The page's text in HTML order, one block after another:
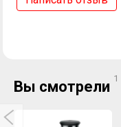
Вы смотрели 1